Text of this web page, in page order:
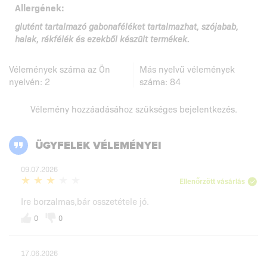
Allergének:
glutént tartalmazó gabonaféléket tartalmazhat, szójabab,
halak, rákfélék és ezekből készült termékek.
Vélemények száma az Ön
nyelvén: 2
Más nyelvű vélemények
száma: 84
Vélemény hozzáadásához szükséges bejelentkezés.
ÜGYFELEK VÉLEMÉNYEI
09.07.2026
Ellenőrzött vásárlás
Ire borzalmas,bár osszetétele jó.
0 0
17.06.2026